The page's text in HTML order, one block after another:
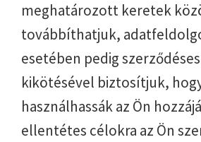
meghatározott keretek
továbbíthatjuk,
esetében pedig
kikötésével biztosítjuk,
használhassák az Ön
ellentétes célokra az Ön